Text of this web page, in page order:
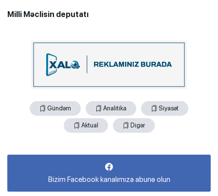
Milli Məclisin deputatı
Gündəm Analitika Siyasət
Aktual Digər
Bizim Facebook kanalımıza abunə olun